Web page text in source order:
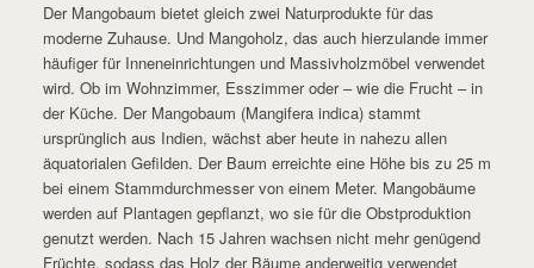
Der Mangobaum bietet gleich zwei Naturprodukte für das
moderne Zuhause. Und Mangoholz, das auch hierzulande immer
häufiger für Inneneinrichtungen und Massivholzmöbel verwendet
wird. Ob im Wohnzimmer, Esszimmer oder – wie die Frucht – in
der Küche. Der Mangobaum (Mangifera indica) stammt
ursprünglich aus Indien, wächst aber heute in nahezu allen
äquatorialen Gefilden. Der Baum erreichte eine Höhe bis zu 25 m
bei einem Stammdurchmesser von einem Meter. Mangobäume
werden auf Plantagen gepflanzt, wo sie für die Obstproduktion
genutzt werden. Nach 15 Jahren wachsen nicht mehr genügend
Früchte, sodass das Holz der Bäume anderweitig verwendet